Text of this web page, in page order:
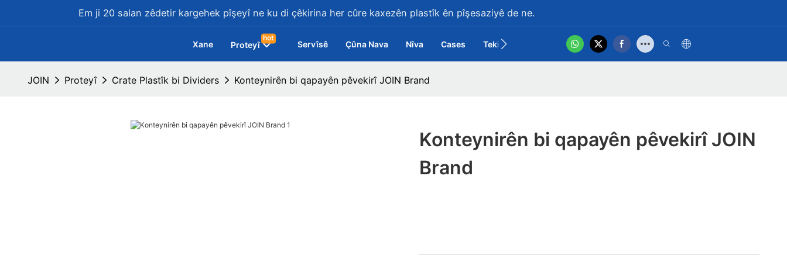
Em ji 20 salan zêdetir kargehek pîşeyî ne ku di çêkirina her cûre kaxezên plastîk ên pîşesaziyê de ne.
Xane Proteyî
hot
Servîsê Çûna Nava Nîva Cases Tekilî Vîdyoya Hilberê
hot
JOIN Proteyî Crate Plastîk bi Dividers Konteynirên bi qapayên pêvekirî JOIN Brand
Konteynirên bi qapayên pêvekirî JOIN
Brand